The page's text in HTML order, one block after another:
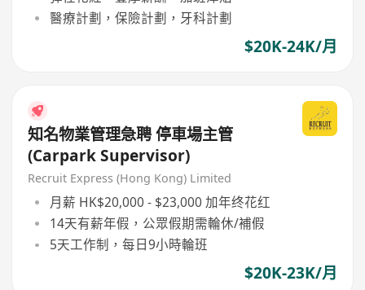
醫療計劃，保險計劃，牙科計劃
$20K-24K/月
知名物業管理急聘 停車場主管
(Carpark Supervisor)
Recruit Express (Hong Kong) Limited
月薪 HK$20,000 - $23,000 加年终花红
14天有薪年假，公眾假期需輪休/補假
5天工作制，每日9小時輪班
$20K-23K/月